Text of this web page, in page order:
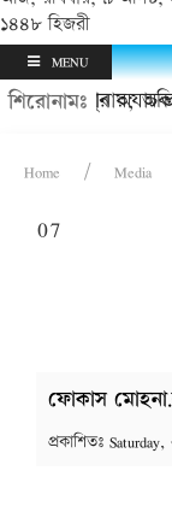
১৪৪৮ হিজরী
MENU
শিরোনামঃ
কিশোর থানায়;
চাঁদপুর অযাচক
Home Media
07
ফোকাস
প্রকাশিতঃ